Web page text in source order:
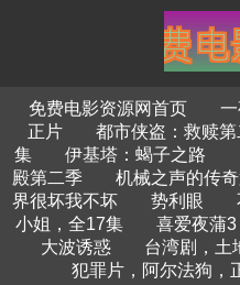
免费电影资源网首页
正片
都市侠盗：救赎
集
伊基塔：蝎子之路
殿第二季
机械之声的传
界很坏我不坏
势利眼
小姐，全17集
喜爱夜蒲3
大波诱惑
台湾剧，土
犯罪片，阿尔法狗，